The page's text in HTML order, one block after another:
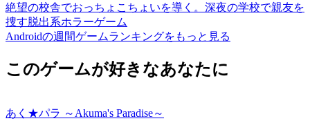
絶望の校舎でおっちょこちょいを導く。深夜の学校で親友を
捜す脱出系ホラーゲーム
Androidの週間ゲームランキングをもっと見る
このゲームが好きなあなたに
あく★パラ ～Akuma's Paradise～